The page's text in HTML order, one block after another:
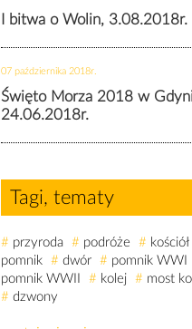
I bitwa o Wolin, 3.08.2018r.
07 października 2018r.
Święto Morza 2018 w
24.06.2018r.
Tagi, tematy
# przyroda # podróże # kościół
pomnik # dwór # pomnik WWI
pomnik WWII
# kolej # most
# dzwony